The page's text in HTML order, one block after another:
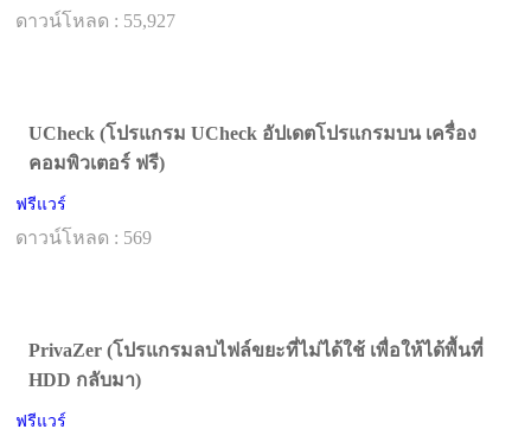
ดาวน์โหลด : 55,927
UCheck (โปรแกรม UCheck อัปเดตโปรแกรมบน เครื่อง
คอมพิวเตอร์ ฟรี)
ฟรีแวร์
ดาวน์โหลด : 569
PrivaZer (โปรแกรมลบไฟล์ขยะที่ไม่ได้ใช้ เพื่อให้ได้พื้นที่
HDD กลับมา)
ฟรีแวร์